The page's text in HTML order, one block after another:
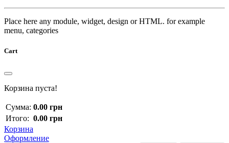
Place here any module, widget, design or HTML. for example
menu, categories
Cart
Корзина пуста!
Сумма: 0.00 грн
Итого: 0.00 грн
Корзина
Оформление